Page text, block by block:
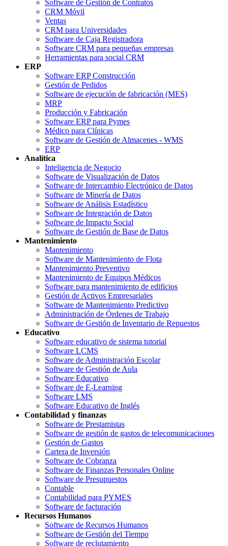
Software de Gestión de Contratos
CRM Móvil
Ventas
CRM para Universidades
Software de Caja Registradora
Software CRM para pequeñas empresas
Herramientas para social CRM
ERP
Software ERP Construcción
Gestión de Pedidos
Software de ejecución de fabricación (MES)
MRP
Producción y Fabricación
Software ERP para Pymes
Médico para Clínicas
Software de Gestión de Almacenes - WMS
ERP
Analítica
Inteligencia de Negocio
Software de Visualización de Datos
Software de Intercambio Electrónico de Datos
Software de Minería de Datos
Software de Análisis Estadístico
Software de Integración de Datos
Software de Impacto Social
Software de Gestión de Base de Datos
Mantenimiento
Mantenimiento
Software de Mantenimiento de Flota
Mantenimiento Preventivo
Mantenimiento de Equipos Médicos
Software para mantenimiento de edificios
Gestión de Activos Empresariales
Software de Mantenimiento Predictivo
Administración de Órdenes de Trabajo
Software de Gestión de Inventario de Repuestos
Educativo
Software educativo de sistema tutorial
Software LCMS
Software de Administración Escolar
Software de Gestión de Aula
Software Educativo
Software de E-Learning
Software LMS
Software Educativo de Inglés
Contabilidad y finanzas
Software de Prestamistas
Software de gestión de gastos de telecomunicaciones
Gestión de Gastos
Cartera de Inversión
Software de Cobranza
Software de Finanzas Personales Online
Software de Presupuestos
Contable
Contabilidad para PYMES
Software de facturación
Recursos Humanos
Software de Recursos Humanos
Software de Gestión del Tiempo
Software de reclutamiento